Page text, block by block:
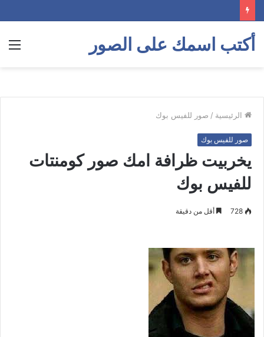
أكتب اسمك على الصور
الرئيسية / صور للفيس بوك
صور للفيس بوك
يخربيت ظرافة امك صور كومنتات
للفيس بوك
728 أقل من دقيقة